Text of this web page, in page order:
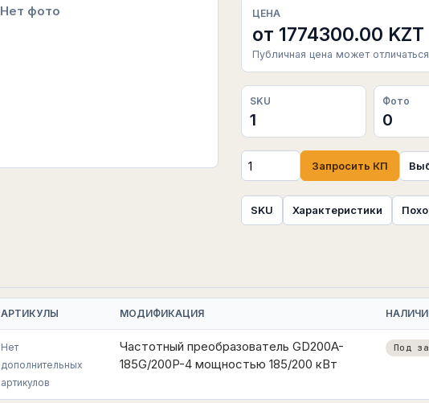
Нет фото ЦЕНА
от 1774300.00 KZT
Публичная цена может
SKU
1
Фото
0
Запросить КП
SKU Характеристики
АРТИКУЛЫ МОДИФИКАЦИЯ
Нет
дополнительных
артикулов
Частотный преобразователь GD200A-
185G/200P-4 мощностью 185/200 кВт
Под